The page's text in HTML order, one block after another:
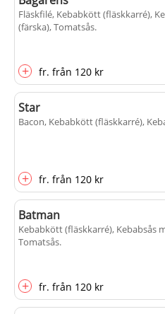
Fläskfilé, Kebabkött (fläskkarré),
(färska), Tomatsås.
+ fr. från 120 kr
Star
Bacon, Kebabkött (fläskkarré),
+ fr. från 120 kr
Batman
Kebabkött (fläskkarré), Kebabsås
Tomatsås.
+ fr. från 120 kr